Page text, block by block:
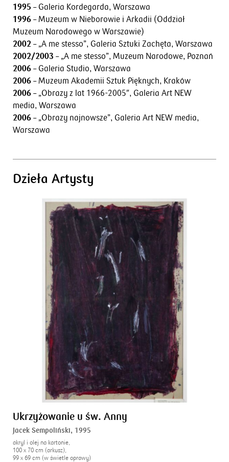
1995 – Galeria Kordegarda, Warszawa
1996– Muzeum w Nieborowie i Arkadii (Oddział
Muzeum Narodowego w Warszawie)
2002 – „A me stesso”, Galeria Sztuki Zachęta, Warszawa
2002/2003 – „A me stesso”, Muzeum Narodowe, Poznań
2006– Galeria Studio, Warszawa
2006– Muzeum Akademii Sztuk Pięknych, Kraków
2006– „Obrazy z lat 1966-2005″, Galeria Art NEW
media, Warszawa
2006– „Obrazy najnowsze”, Galeria Art NEW media,
Warszawa
Dzieła Artysty
Ukrzyżowanie u św. Anny
Jacek Sempoliński, 1995
akryl i olej na kartonie,
100 x 70 cm (arkusz),
99 x 69 cm (w świetle oprawy)